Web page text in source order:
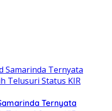
Ternyata